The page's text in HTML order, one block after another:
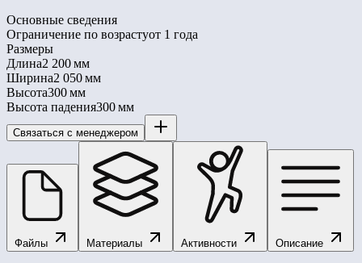
Основные сведения
Ограничение по возрастуот 1 года
Размеры
Длина2 200 мм
Ширина2 050 мм
Высота300 мм
Высота падения300 мм
Связаться с менеджером
Файлы Материалы Активности Описание